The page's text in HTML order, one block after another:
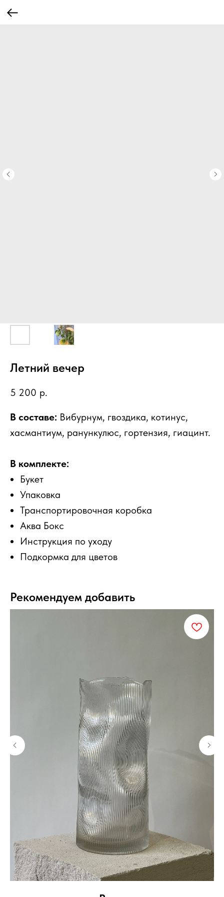
Летний вечер
5 200 р.
В составе: Вибурнум, гвоздика, котинус,
хасмантиум, ранункулюс, гортензия, гиацинт.
В комплекте:
Букет
Упаковка
Транспортировочная коробка
Аква Бокс
Инструкция по уходу
Подкормка для цветов
Рекомендуем добавить